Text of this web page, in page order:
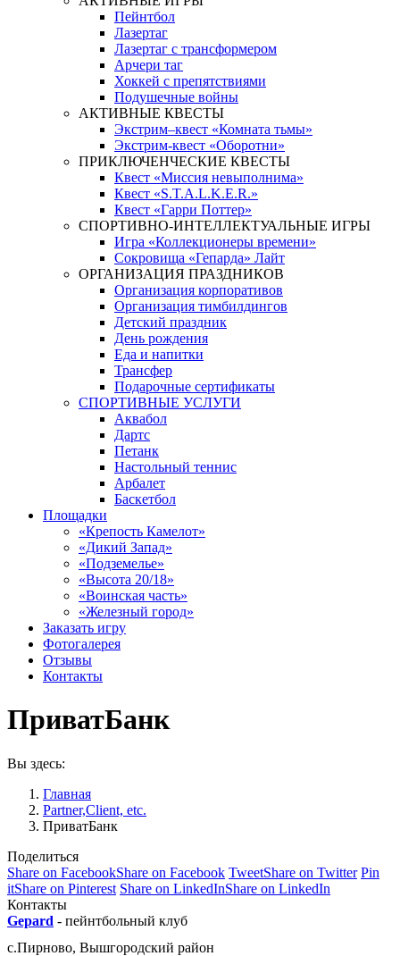
Пейнтбол
Лазертаг
Лазертаг с трансформером
Арчери таг
Хоккей с препятствиями
Подушечные войны
АКТИВНЫЕ КВЕСТЫ
Экстрим–квест «Комната тьмы»
Экстрим-квест «Оборотни»
ПРИКЛЮЧЕНЧЕСКИЕ КВЕСТЫ
Квест «Миссия невыполнима»
Квест «S.T.A.L.K.E.R.»
Квест «Гарри Поттер»
СПОРТИВНО-ИНТЕЛЛЕКТУАЛЬНЫЕ ИГРЫ
Игра «Коллекционеры времени»
Сокровища «Гепарда» Лайт
ОРГАНИЗАЦИЯ ПРАЗДНИКОВ
Организация корпоративов
Организация тимбилдингов
Детский праздник
День рождения
Еда и напитки
Трансфер
Подарочные сертификаты
СПОРТИВНЫЕ УСЛУГИ
Аквабол
Дартс
Петанк
Настольный теннис
Арбалет
Баскетбол
Площадки
«Крепость Камелот»
«Дикий Запад»
«Подземелье»
«Высота 20/18»
«Воинская часть»
«Железный город»
Заказать игру
Фотогалерея
Отзывы
Контакты
ПриватБанк
Вы здесь:
Главная
Partner,Client, etc.
ПриватБанк
Поделиться
Share on FacebookShare on Facebook TweetShare on Twitter Pin
itShare on Pinterest Share on LinkedInShare on LinkedIn
Контакты
Gepard - пейнтбольный клуб
с.Пирново, Вышгородский район